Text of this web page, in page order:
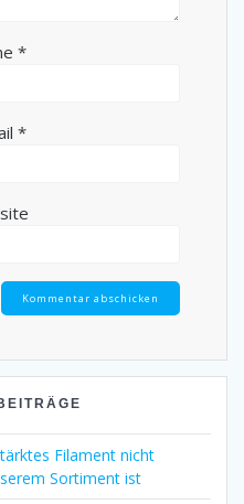
*
*
Filament nicht
Sortiment ist